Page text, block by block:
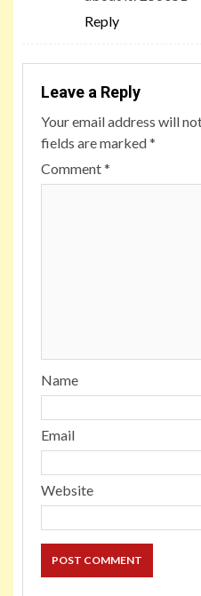
Reply
Leave a Reply
Your email address will
fields are marked*
Comment*
Name
Email
Website